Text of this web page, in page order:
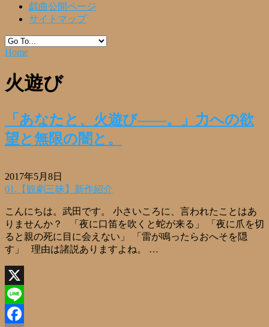
戯曲公開ページ
サイトマップ
Home
火遊び
「あなたと、火遊び――。」力への欲
望と無限の闇と。
2017年5月8日
01.【観劇三昧】新作紹介
こんにちは。武田です。 小さいころに、言われたことはあ
りませんか？ 「夜に口笛を吹くと蛇が来る」 「夜に爪を切
ると親の死に目に会えない」 「雷が鳴ったらおへそを隠
す」 理由は諸説ありますよね。 …
X
Line